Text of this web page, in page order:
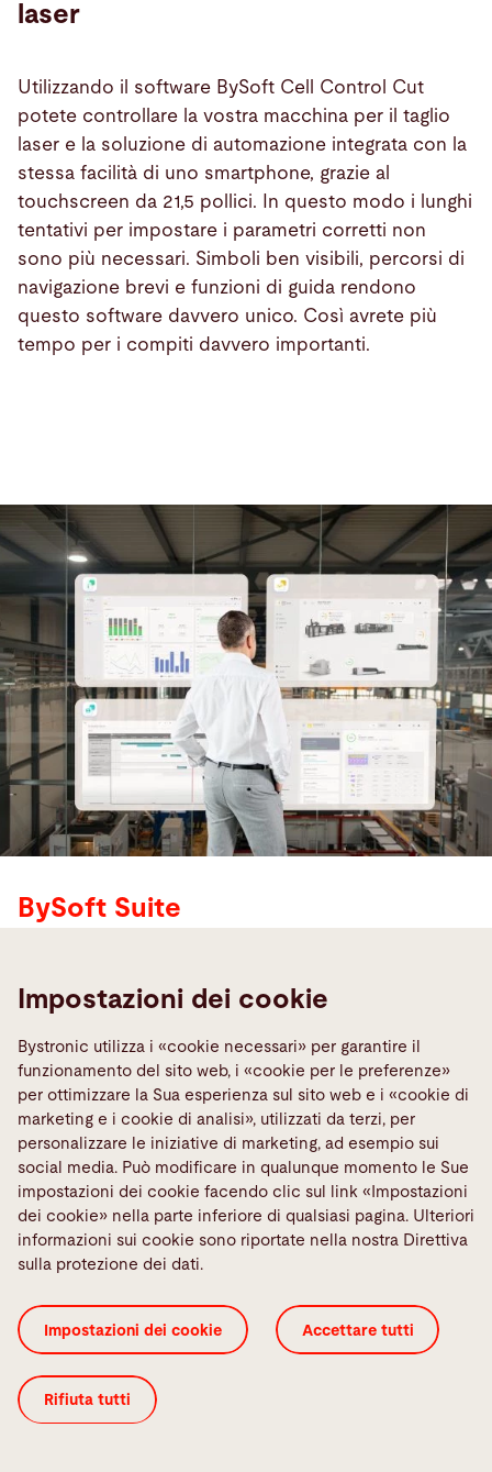
laser
Utilizzando il software BySoft Cell Control Cut
potete controllare la vostra macchina per il taglio
laser e la soluzione di automazione integrata con la
stessa facilità di uno smartphone, grazie al
touchscreen da 21,5 pollici. In questo modo i lunghi
tentativi per impostare i parametri corretti non
sono più necessari. Simboli ben visibili, percorsi di
navigazione brevi e funzioni di guida rendono
questo software davvero unico. Così avrete più
tempo per i compiti davvero importanti.
BySoft Suite
Il futuro della lavorazione delle lamiere è
caratterizzato da una produzione connessa e
intelligente. Il software di Bystronic consente la
trasformazione digitale e la messa in rete di tutta la
vostra azienda, per controllare la vostra produzione
in modo ottimale.
Per saperne di più
Impostazioni dei cookie
Bystronic utilizza i «cookie necessari» per garantire il
funzionamento del sito web, i «cookie per le preferenze»
per ottimizzare la Sua esperienza sul sito web e i «cookie di
marketing e i cookie di analisi», utilizzati da terzi, per
personalizzare le iniziative di marketing, ad esempio sui
social media. Può modificare in qualunque momento le Sue
impostazioni dei cookie facendo clic sul link «Impostazioni
dei cookie» nella parte inferiore di qualsiasi pagina. Ulteriori
informazioni sui cookie sono riportate nella nostra Direttiva
sulla protezione dei dati.
Impostazioni dei cookie Accettare tutti
Rifiuta tutti